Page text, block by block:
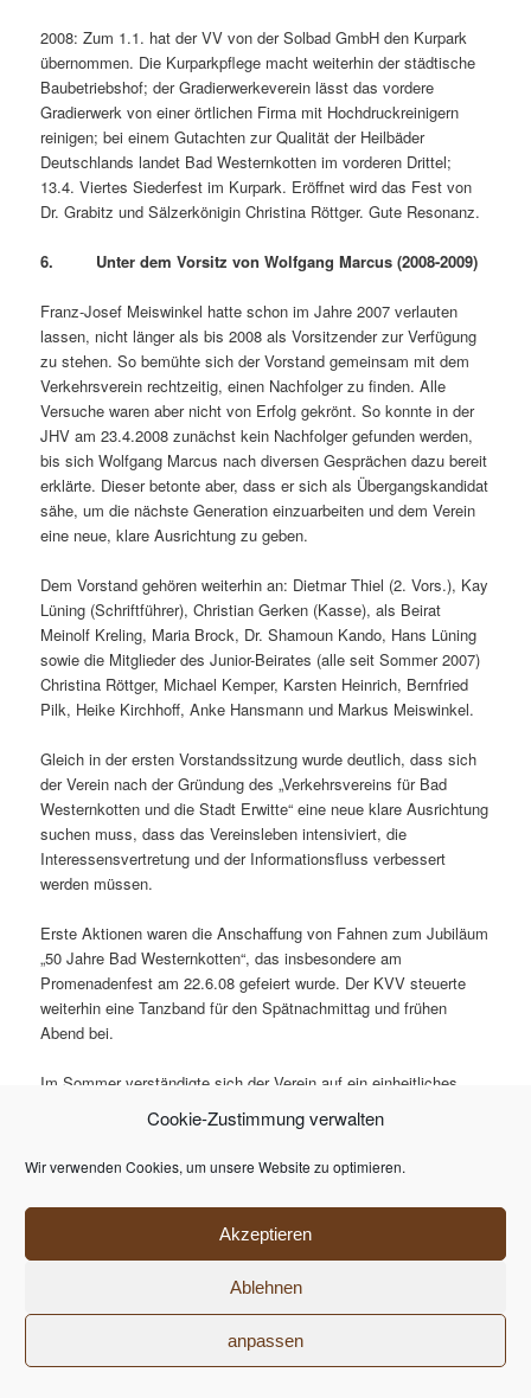
Cookie-Zustimmung verwalten
Wir verwenden Cookies, um unsere Website zu optimieren.
Akzeptieren
Ablehnen
anpassen
2008: Zum 1.1. hat der VV von der Solbad GmbH den Kurpark
übernommen. Die Kurparkpflege macht weiterhin der städtische
Baubetriebshof; der Gradierwerkeverein lässt das vordere
Gradierwerk von einer örtlichen Firma mit Hochdruckreinigern
reinigen; bei einem Gutachten zur Qualität der Heilbäder
Deutschlands landet Bad Westernkotten im vorderen Drittel;
13.4. Viertes Siederfest im Kurpark. Eröffnet wird das Fest von
Dr. Grabitz und Sälzerkönigin Christina Röttger. Gute Resonanz.
6. Unter dem Vorsitz von Wolfgang Marcus (2008-2009)
Franz-Josef Meiswinkel hatte schon im Jahre 2007 verlauten
lassen, nicht länger als bis 2008 als Vorsitzender zur Verfügung
zu stehen. So bemühte sich der Vorstand gemeinsam mit dem
Verkehrsverein rechtzeitig, einen Nachfolger zu finden. Alle
Versuche waren aber nicht von Erfolg gekrönt. So konnte in der
JHV am 23.4.2008 zunächst kein Nachfolger gefunden werden,
bis sich Wolfgang Marcus nach diversen Gesprächen dazu bereit
erklärte. Dieser betonte aber, dass er sich als Übergangskandidat
sähe, um die nächste Generation einzuarbeiten und dem Verein
eine neue, klare Ausrichtung zu geben.
Dem Vorstand gehören weiterhin an: Dietmar Thiel (2. Vors.), Kay
Lüning (Schriftführer), Christian Gerken (Kasse), als Beirat
Meinolf Kreling, Maria Brock, Dr. Shamoun Kando, Hans Lüning
sowie die Mitglieder des Junior-Beirates (alle seit Sommer 2007)
Christina Röttger, Michael Kemper, Karsten Heinrich, Bernfried
Pilk, Heike Kirchhoff, Anke Hansmann und Markus Meiswinkel.
Gleich in der ersten Vorstandssitzung wurde deutlich, dass sich
der Verein nach der Gründung des „Verkehrsvereins für Bad
Westernkotten und die Stadt Erwitte“ eine neue klare Ausrichtung
suchen muss, dass das Vereinsleben intensiviert, die
Interessensvertretung und der Informationsfluss verbessert
werden müssen.
Erste Aktionen waren die Anschaffung von Fahnen zum Jubiläum
„50 Jahre Bad Westernkotten“, das insbesondere am
Promenadenfest am 22.6.08 gefeiert wurde. Der KVV steuerte
weiterhin eine Tanzband für den Spätnachmittag und frühen
Abend bei.
Im Sommer verständigte sich der Verein auf ein einheitliches,
von Christina Röttger gestaltetes Logo mit Bezug zum Heilbad:
Die verschiedenen Blautöne stehen für Wasser, Sole und auch
Luft als Kurmittel im weitesten Sinne, Braun als Farbe des
zweiten orts-typischen Kurmittels, des Moores, und Grün für
Natur, Kurpark, Wald und Wiesen bzw. Landschaft.
Die Altakten des Vereins wurden aufbereitet und als Depositum
dem Stadtarchiv Erwitte übergeben.
Finanzierung des neuen Fußweges am Osterbach in der